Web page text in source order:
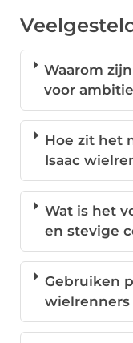
Waarom
voor
Hoe zit het
Isaac
Wat is het
en stevige
Gebruiken
wielrenners